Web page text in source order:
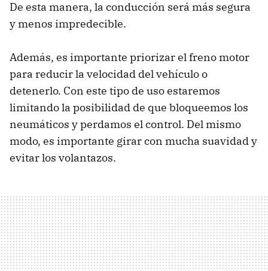
De esta manera, la conducción será más segura
y menos impredecible.
Además, es importante priorizar el freno motor
para reducir la velocidad del vehículo o
detenerlo. Con este tipo de uso estaremos
limitando la posibilidad de que bloqueemos los
neumáticos y perdamos el control. Del mismo
modo, es importante girar con mucha suavidad y
evitar los volantazos.